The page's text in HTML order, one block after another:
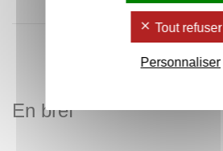
politiques
En bref
Tout refuser
Personnaliser